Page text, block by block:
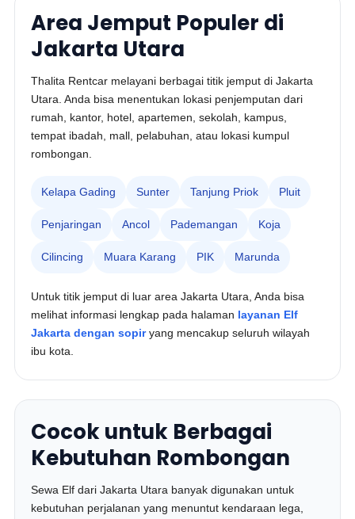
Area Jemput Populer di
Jakarta Utara
Thalita Rentcar melayani berbagai titik jemput di Jakarta
Utara. Anda bisa menentukan lokasi penjemputan dari
rumah, kantor, hotel, apartemen, sekolah, kampus,
tempat ibadah, mall, pelabuhan, atau lokasi kumpul
rombongan.
Kelapa Gading Sunter Tanjung Priok Pluit
Penjaringan Ancol Pademangan Koja
Cilincing Muara Karang PIK Marunda
Untuk titik jemput di luar area Jakarta Utara, Anda bisa
melihat informasi lengkap pada halaman layanan Elf
Jakarta dengan sopiryang mencakup seluruh wilayah
ibu kota.
Cocok untuk Berbagai
Kebutuhan Rombongan
Sewa Elf dari Jakarta Utara banyak digunakan untuk
kebutuhan perjalanan yang menuntut kendaraan lega,